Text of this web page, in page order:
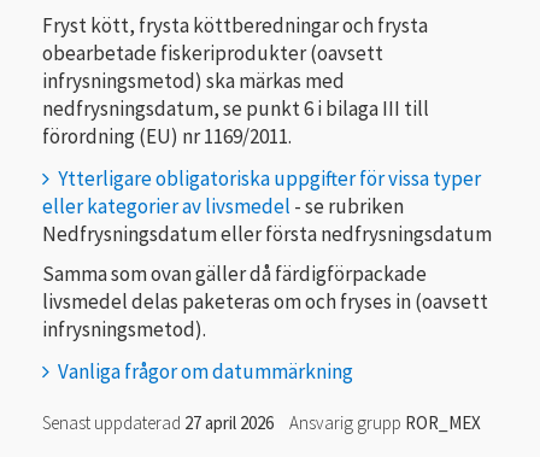
Fryst kött, frysta köttberedningar och frysta
obearbetade fiskeriprodukter (oavsett
infrysningsmetod) ska märkas med
nedfrysningsdatum, se punkt 6 i bilaga III till
förordning (EU) nr 1169/2011.
Ytterligare obligatoriska uppgifter för vissa typer
eller kategorier av livsmedel - se rubriken
Nedfrysningsdatum eller första nedfrysningsdatum
Samma som ovan gäller då färdigförpackade
livsmedel delas paketeras om och fryses in (oavsett
infrysningsmetod).
Vanliga frågor om datummärkning
Senast uppdaterad 27 april 2026 Ansvarig grupp ROR_MEX